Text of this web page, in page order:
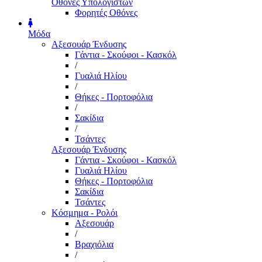
Οθόνες Υπολογιστών
Φορητές Οθόνες
Μόδα
Αξεσουάρ Ένδυσης
Γάντια - Σκούφοι - Κασκόλ
/
Γυαλιά Ηλίου
/
Θήκες - Πορτοφόλια
/
Σακίδια
/
Τσάντες
Αξεσουάρ Ένδυσης
Γάντια - Σκούφοι - Κασκόλ
Γυαλιά Ηλίου
Θήκες - Πορτοφόλια
Σακίδια
Τσάντες
Κόσμημα - Ρολόι
Αξεσουάρ
/
Βραχιόλια
/